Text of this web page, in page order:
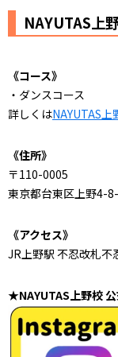
NAYUTAS上
《コース》
・ダンスコース
詳しくはNAYUTAS
《住所》
〒110-0005
東京都台東区上野4-
《アクセス》
JR上野駅 不忍改札不
★NAYUTAS上野校